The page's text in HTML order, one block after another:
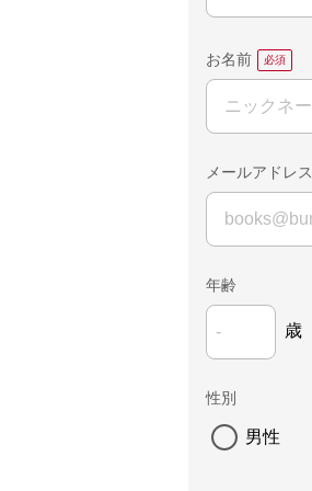
お名前
メールアドレス
年齢
歳
性別
男性